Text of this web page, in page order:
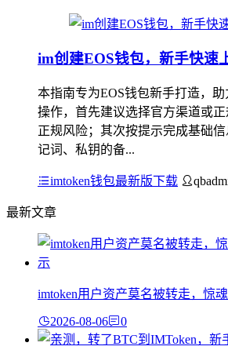
im创建EOS钱包，新手快速
本指南专为EOS钱包新手打造，
操作，首先建议选择官方渠道或
正规风险；其次按提示完成基础
记词、私钥的备...
imtoken钱包最新版下载
最新文章
imtoken用户资产莫名被转走，惊
2026-08-06 0